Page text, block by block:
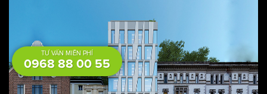
TƯ VẤN MIỄN PHÍ
0968 88 00 55